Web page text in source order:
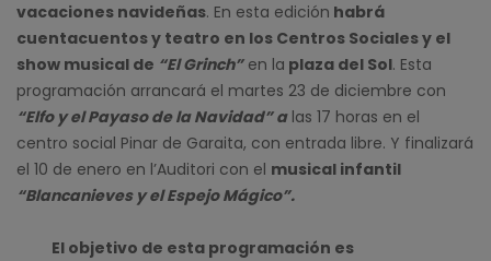
vacaciones navideñas. En esta edición habrá
cuentacuentos y teatro en los Centros Sociales y el
show musical de “El Grinch”en la plaza del Sol. Esta
programación arrancará el martes 23 de diciembre con
“Elfo y el Payaso de la Navidad” alas 17 horas en el
centro social Pinar de Garaita, con entrada libre. Y finalizará
el 10 de enero en l’Auditori con el musical infantil
“Blancanieves y el Espejo Mágico”.
El objetivo de esta programación es